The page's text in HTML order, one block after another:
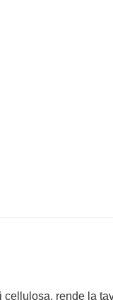
cellulosa, rende la